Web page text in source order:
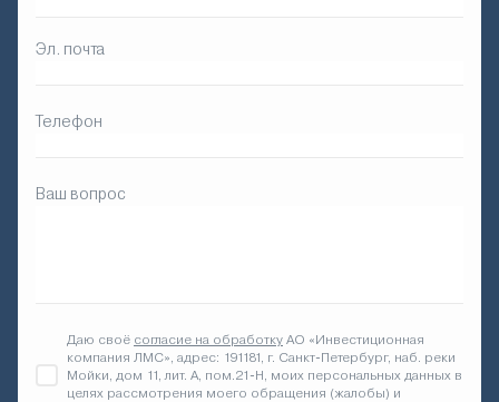
Эл. почта
Телефон
Ваш вопрос
Даю своё согласие на обработку АО «Инвестиционная
компания ЛМС», адрес: 191181, г. Санкт-Петербург, наб. реки
Мойки, дом 11, лит. А, пом.21-Н, моих персональных данных в
целях рассмотрения моего обращения (жалобы) и